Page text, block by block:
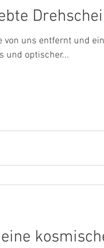
von uns entfernt und
und optischer...